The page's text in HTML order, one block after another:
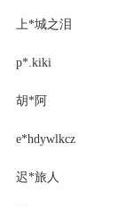
上*城之泪
p*.kiki
胡*阿
e*hdywlkcz
迟*旅人